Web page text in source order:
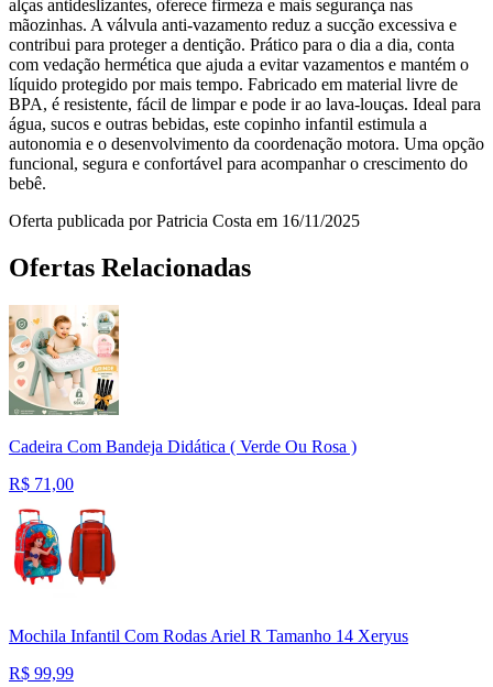
alças antideslizantes, oferece firmeza e mais segurança nas
mãozinhas. A válvula anti-vazamento reduz a sucção excessiva e
contribui para proteger a dentição. Prático para o dia a dia, conta
com vedação hermética que ajuda a evitar vazamentos e mantém o
líquido protegido por mais tempo. Fabricado em material livre de
BPA, é resistente, fácil de limpar e pode ir ao lava-louças. Ideal para
água, sucos e outras bebidas, este copinho infantil estimula a
autonomia e o desenvolvimento da coordenação motora. Uma opção
funcional, segura e confortável para acompanhar o crescimento do
bebê.
Oferta publicada por Patricia Costa em 16/11/2025
Ofertas Relacionadas
Cadeira Com Bandeja Didática ( Verde Ou Rosa )
R$ 71,00
Mochila Infantil Com Rodas Ariel R Tamanho 14 Xeryus
R$ 99,99